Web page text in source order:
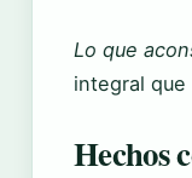
Lo que
integral
Hechos